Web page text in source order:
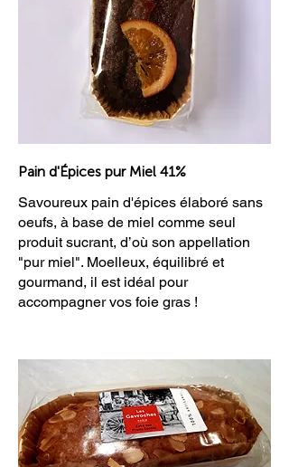
Pain d'Épices pur Miel 41%
Savoureux pain d'épices élaboré sans
oeufs, à base de miel comme seul
produit sucrant, d’où son appellation
"pur miel". Moelleux, équilibré et
gourmand, il est idéal pour
accompagner vos foie gras !